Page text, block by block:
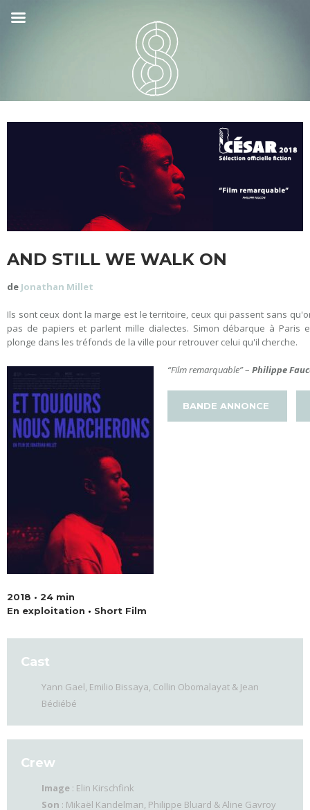
AND STILL WE WALK ON
de Jonathan Millet
Ils sont ceux dont la marge est le territoire, ceux qui passent sans
pas de papiers et parlent mille dialectes. Simon débarque à Paris
plonge dans les tréfonds de la ville pour retrouver celui qu'il cherche.
“Film remarquable”– Philippe
BANDE ANNONCE
2018 • 24 min
En exploitation • Short Film
Cast
Yann Gael, Emilio Bissaya, Collin Obomalayat & Jean
Bédiébé
Crew
Image : Elin Kirschfink
Son : Mikaël Kandelman, Philippe Bluard & Aline Gavroy